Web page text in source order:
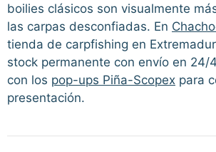
boilies clásicos son visualmente
las carpas desconfiadas. En
tienda de carpfishing en
stock permanente con envío en 24/
con los pop-ups Piña-Scopex para
presentación.